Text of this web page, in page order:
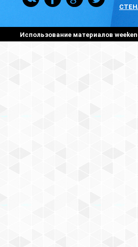
Использование материалов